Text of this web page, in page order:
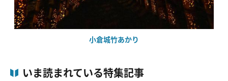
小倉城竹あかり
いま読まれている特集記事